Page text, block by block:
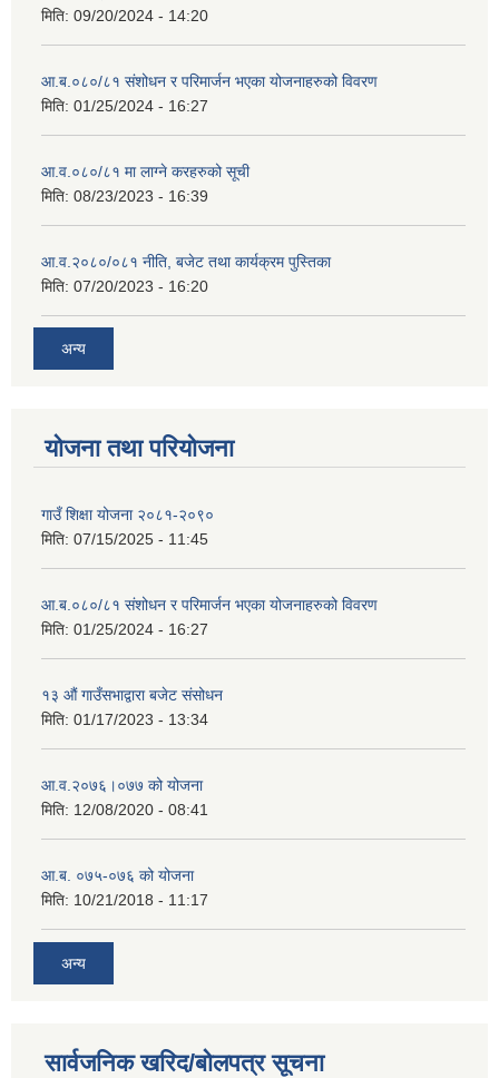
मिति: 09/20/2024 - 14:20
आ.ब.०८०/८१ संशोधन र परिमार्जन भएका योजनाहरुको विवरण
मिति: 01/25/2024 - 16:27
आ.व.०८०/८१ मा लाग्ने करहरुको सूची
मिति: 08/23/2023 - 16:39
आ.व.२०८०/०८१ नीति, बजेट तथा कार्यक्रम पुस्तिका
मिति: 07/20/2023 - 16:20
अन्य
योजना तथा परियोजना
गाउँ शिक्षा योजना २०८१-२०९०
मिति: 07/15/2025 - 11:45
आ.ब.०८०/८१ संशोधन र परिमार्जन भएका योजनाहरुको विवरण
मिति: 01/25/2024 - 16:27
१३ औं गाउँसभाद्वारा बजेट संसोधन
मिति: 01/17/2023 - 13:34
आ‍.व.२०७६।०७७ को योजना
मिति: 12/08/2020 - 08:41
आ.ब. ०७५-०७६ को योजना
मिति: 10/21/2018 - 11:17
अन्य
सार्वजनिक खरिद/बोलपत्र सूचना